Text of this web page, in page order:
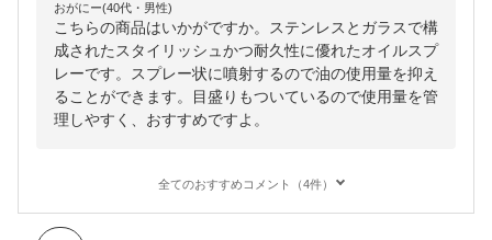
おがにー(40代・男性)
こちらの商品はいかがですか。ステンレスとガラスで構
成されたスタイリッシュかつ耐久性に優れたオイルスプ
レーです。スプレー状に噴射するので油の使用量を抑え
ることができます。目盛りもついているので使用量を管
理しやすく、おすすめですよ。
全てのおすすめコメント（4件）